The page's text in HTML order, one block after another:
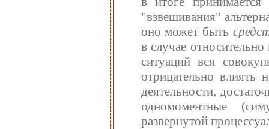
"взвешивания"
оно может быть
в случае
ситуаций вся
отрицательно
деятельности,
одномоментные
развернутой